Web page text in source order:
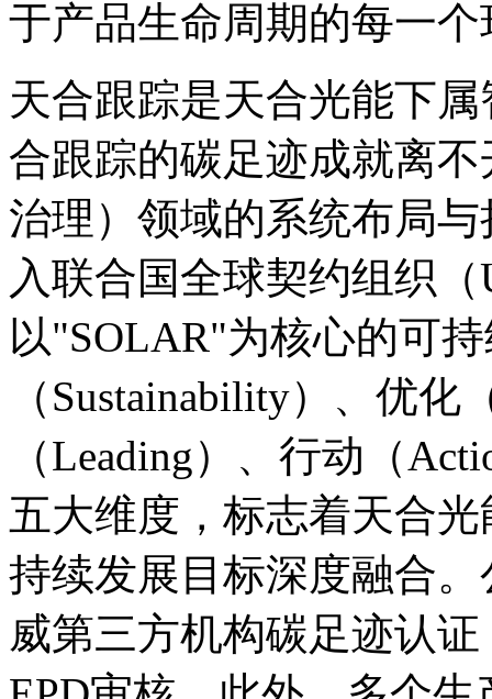
于产品生命周期的每一个
天合跟踪是天合光能下
合跟踪的碳足迹成就离
治理）领域的系统布局
入联合国全球契约组织
以"SOLAR"为核心的可
（Sustainability）、优
（Leading）、行动（
五大维度，标志着天合
持续发展目标深度融合
威第三方机构碳足迹认